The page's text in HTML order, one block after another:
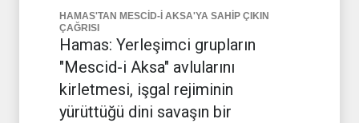
HAMAS'TAN MESCİD-İ AKSA'YA SAHİP ÇIKIN
ÇAĞRISI
Hamas: Yerleşimci grupların
"Mescid-i Aksa" avlularını
kirletmesi, işgal rejiminin
yürüttüğü dini savaşın bir